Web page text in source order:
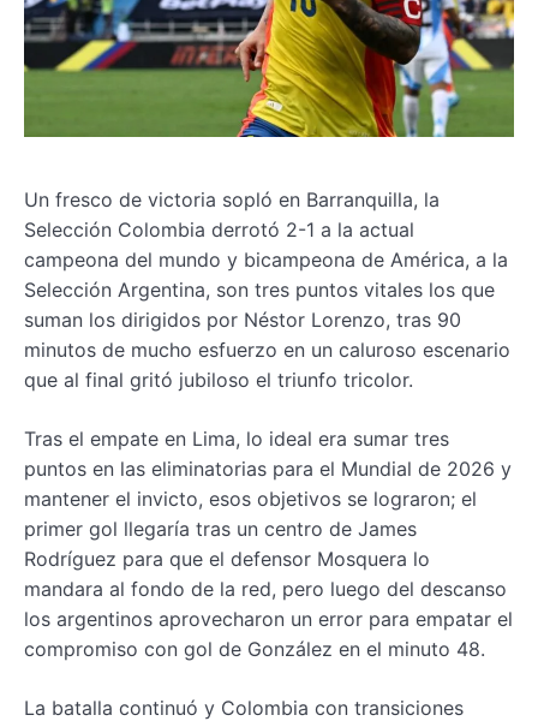
Un fresco de victoria sopló en Barranquilla, la
Selección Colombia derrotó 2-1 a la actual
campeona del mundo y bicampeona de América, a la
Selección Argentina, son tres puntos vitales los que
suman los dirigidos por Néstor Lorenzo, tras 90
minutos de mucho esfuerzo en un caluroso escenario
que al final gritó jubiloso el triunfo tricolor.
Tras el empate en Lima, lo ideal era sumar tres
puntos en las eliminatorias para el Mundial de 2026 y
mantener el invicto, esos objetivos se lograron; el
primer gol llegaría tras un centro de James
Rodríguez para que el defensor Mosquera lo
mandara al fondo de la red, pero luego del descanso
los argentinos aprovecharon un error para empatar el
compromiso con gol de González en el minuto 48.
La batalla continuó y Colombia con transiciones